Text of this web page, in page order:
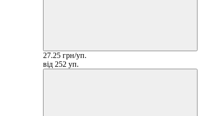
27.25 грн/уп.
від 252 уп.